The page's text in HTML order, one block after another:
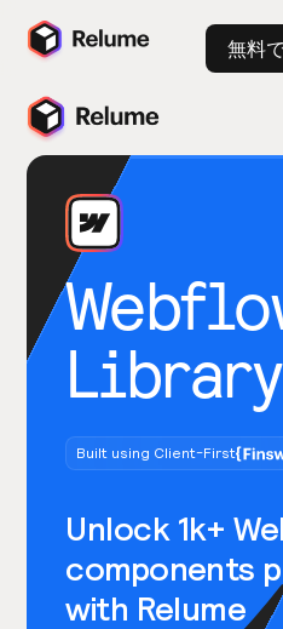
無料
Library
Built using Client-First
Unlock 1k+
components
with Relume